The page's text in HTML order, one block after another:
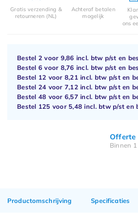
Gratis verzending &
retourneren (NL)
Achteraf betalen
mogelijk
ons
Bestel 2 voor 9,86 incl. btw p/st en
Bestel 6 voor 8,76 incl. btw p/st en
Bestel 12 voor 8,21 incl. btw p/st en
Bestel 24 voor 7,12 incl. btw p/st en
Bestel 48 voor 6,57incl. btw p/st en
Bestel 125 voor 5,48 incl. btw p/st en
Offerte
Binnen
Productomschrijving Specificaties